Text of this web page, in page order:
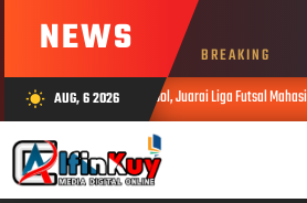
NEWS BREAKING
wb_sunny AUG, 6 2026
UMBK Borong Gol, Juarai Liga Futsal Mahasiswa